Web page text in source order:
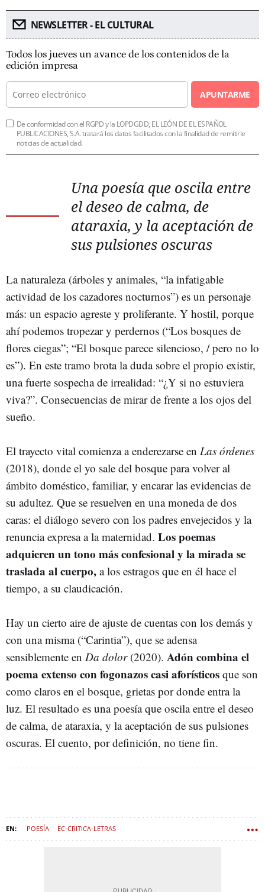
NEWSLETTER - EL CULTURAL
Todos los jueves un avance de los contenidos de la
edición impresa
APUNTARME
De conformidad con el RGPD y la LOPDGDD, EL LEÓN DE EL ESPAÑOL
PUBLICACIONES, S.A. tratará los datos facilitados con la finalidad de remitirle
noticias de actualidad.
Una poesía que oscila entre
el deseo de calma, de
ataraxia, y la aceptación de
sus pulsiones oscuras
La naturaleza (árboles y animales, “la infatigable
actividad de los cazadores nocturnos”) es un personaje
más: un espacio agreste y proliferante. Y hostil, porque
ahí podemos tropezar y perdernos (“Los bosques de
flores ciegas”; “El bosque parece silencioso, / pero no lo
es”). En este tramo brota la duda sobre el propio existir,
una fuerte sospecha de irrealidad: “¿Y si no estuviera
viva?”. Consecuencias de mirar de frente a los ojos del
sueño.
El trayecto vital comienza a enderezarse en Las órdenes
(2018), donde el yo sale del bosque para volver al
ámbito doméstico, familiar, y encarar las evidencias de
su adultez. Que se resuelven en una moneda de dos
caras: el diálogo severo con los padres envejecidos y la
renuncia expresa a la maternidad. Los poemas
adquieren un tono más confesional y la mirada se
traslada al cuerpo, a los estragos que en él hace el
tiempo, a su claudicación.
Hay un cierto aire de ajuste de cuentas con los demás y
con una misma (“Carintia”), que se adensa
sensiblemente en Da dolor(2020). Adón combina el
poema extenso con fogonazos casi aforísticos que son
como claros en el bosque, grietas por donde entra la
luz. El resultado es una poesía que oscila entre el deseo
de calma, de ataraxia, y la aceptación de sus pulsiones
oscuras. El cuento, por definición, no tiene fin.
POESÍA EC-CRITICA-LETRAS